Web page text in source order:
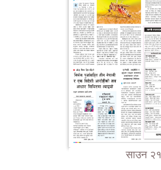
साउन २१